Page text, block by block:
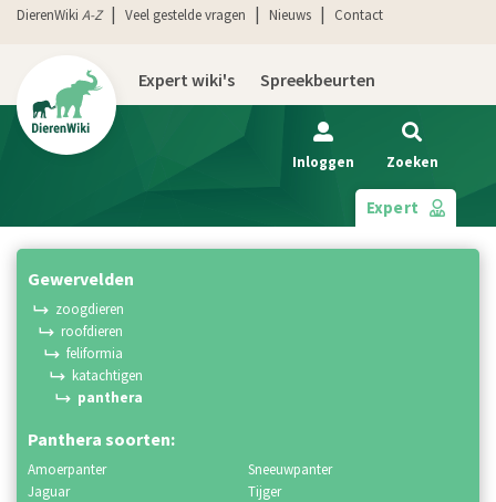
DierenWiki A-Z Veel gestelde vragen Nieuws Contact
Expert wiki's Spreekbeurten
gewervelden
zoogdieren
roofdieren
feliformia
katachtigen
panthera
Panthera soorten:
amoerpanter
jaguar
sneeuwpanter
tijger
Inloggen Zoeken
Expert